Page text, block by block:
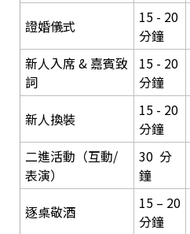
證婚儀式
15 - 20
分鐘
新人入席 & 嘉賓致
詞
15 - 20
分鐘
新人換裝
15 - 20
分鐘
二進活動（互動/
表演）
30 分
鐘
逐桌敬酒
15 – 20
分鐘